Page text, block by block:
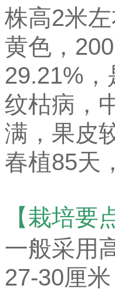
株高2米
黄色，
29.21%
纹枯病，
满，果皮
春植85天
【栽培要
一般采用
27-30厘